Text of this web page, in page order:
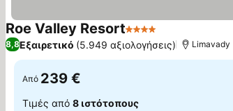
Roe Valley Resort4 Αστέρια
8,8Εξαιρετικό (5.949 αξιολογήσεις) Limavady
Από 239 €
Τιμές από 8 ιστότοπους